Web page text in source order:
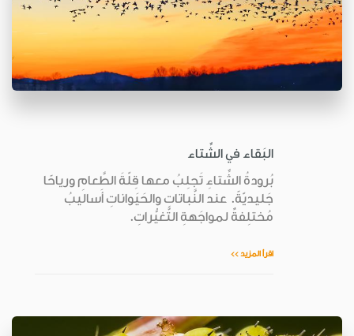
البَقاء في الشِّتاء
بُرودةُ الشِّتاءِ تَجلِبُ معها قِلّةَ الطَّعامِ ورياحًا
جَليديّةً. عند النَّباتاتِ والحَيَواناتِ أَساليبُ
مُختلِفةٌ لمواجَهةِ التَّغيُّراتِ.
اقرأ المزيد >>